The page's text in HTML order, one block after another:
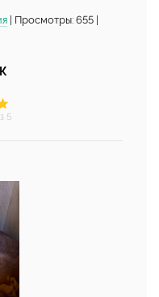
| Просмотры: 655 |
5